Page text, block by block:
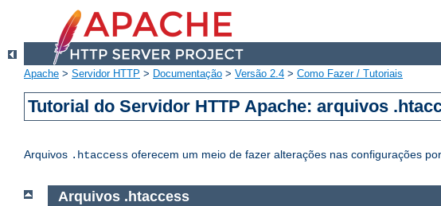
Apache > Servidor HTTP > Documentação > Versão 2.4 > Como Fazer / Tutoriais
Tutorial do Servidor HTTP Apache: arquivos
Arquivos .htaccess oferecem um meio de fazer alterações nas configurações
Arquivos .htaccess